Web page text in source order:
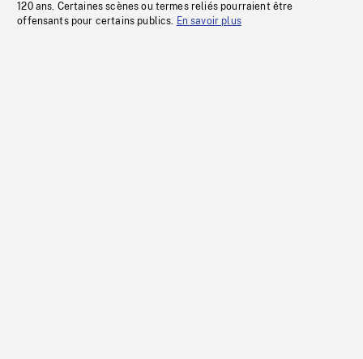
120 ans. Certaines scènes ou termes reliés pourraient être
offensants pour certains publics. En savoir plus